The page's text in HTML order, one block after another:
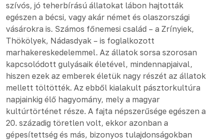
szívós, jó teherbírású állatokat lábon hajtották
egészen a bécsi, vagy akár német és olaszországi
vásárokra is. Számos főnemesi család – a Zrínyiek,
Thökölyek, Nádasdyak – is foglalkozott
marhakereskedelemmel. Az állatok sorsa szorosan
kapcsolódott gulyásaik életével, mindennapjaival,
hiszen ezek az emberek életük nagy részét az állatok
mellett töltötték. Az ebből kialakult pásztorkultúra
napjainkig élő hagyomány, mely a magyar
kultúrtörténet része. A fajta népszerűsége egészen a
20. századig töretlen volt, ekkor azonban a
gépesítettség és más, bizonyos tulajdonságokban